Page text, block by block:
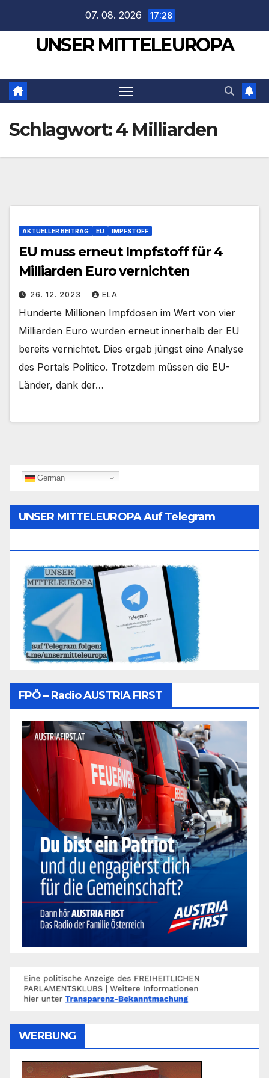
springen
07. 08. 2026 17:28
UNSER MITTELEUROPA
Schlagwort:4 Milliarden
AKTUELLER BEITRAG EU IMPFSTOFF
EU muss erneut Impfstoff für 4
Milliarden Euro vernichten
26. 12. 2023 ELA
Hunderte Millionen Impfdosen im Wert von vier
Milliarden Euro wurden erneut innerhalb der EU
bereits vernichtet. Dies ergab jüngst eine Analyse
des Portals Politico. Trotzdem müssen die EU-
Länder, dank der…
German
UNSER MITTELEUROPA Auf Telegram
FPÖ – Radio AUSTRIA FIRST
WERBUNG